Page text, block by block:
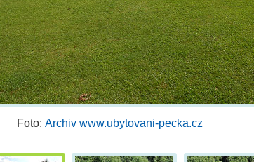
Foto: Archiv www.ubytovani-pecka.cz